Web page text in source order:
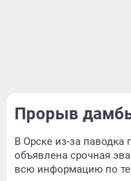
Прорыв
В Орске из-за паводка
объявлена срочная
всю информацию по